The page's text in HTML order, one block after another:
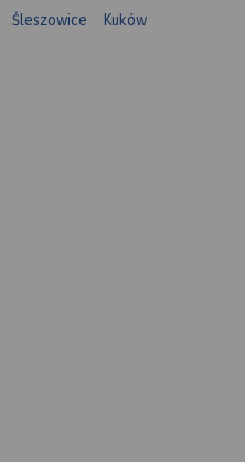
Śleszowice
Kuków